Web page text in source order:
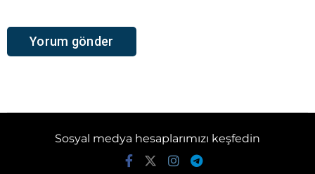
Sosyal medya hesaplarımızı keşfedin